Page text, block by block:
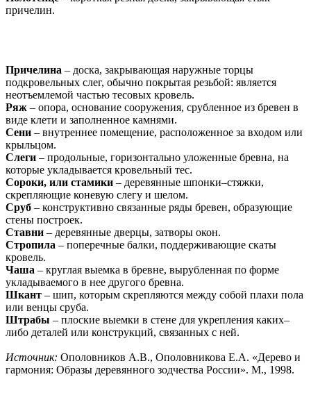
причелин.
Причелина – доска, закрывающая наружные торцы
подкровельных слег, обычно покрытая резьбой: является
неотъемлемой частью тесовых кровель.
Ряж – опора, основание сооружения, срубленное из бревен в
виде клети и заполненное камнями.
Сени – внутреннее помещение, расположенное за входом или
крыльцом.
Слеги – продольные, горизонтально уложенные бревна, на
которые укладывается кровельный тес.
Сороки, или стамики – деревянные шпонки–стяжки,
скрепляющие коневую слегу и шелом.
Сруб – конструктивно связанные ряды бревен, образующие
стены построек.
Ставни – деревянные дверцы, затворы окон.
Стропила – поперечные балки, поддерживающие скаты
кровель.
Чаша – круглая выемка в бревне, вырубленная по форме
укладываемого в нее другого бревна.
Шкант – шип, которым скрепляются между собой плахи пола
или венцы сруба.
Штрабы – плоские выемки в стене для укрепления каких–
либо деталей или конструкций, связанных с ней.
Источник: Ополовников А.В., Ополовникова Е.А. «Дерево и
гармония: Образы деревянного зодчества России». М., 1998.